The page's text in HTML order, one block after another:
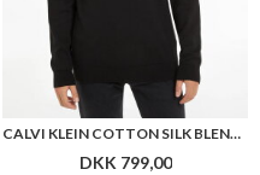
CALVI KLEIN COTTON SILK BLEND CN SWEATER
DKK 799,00